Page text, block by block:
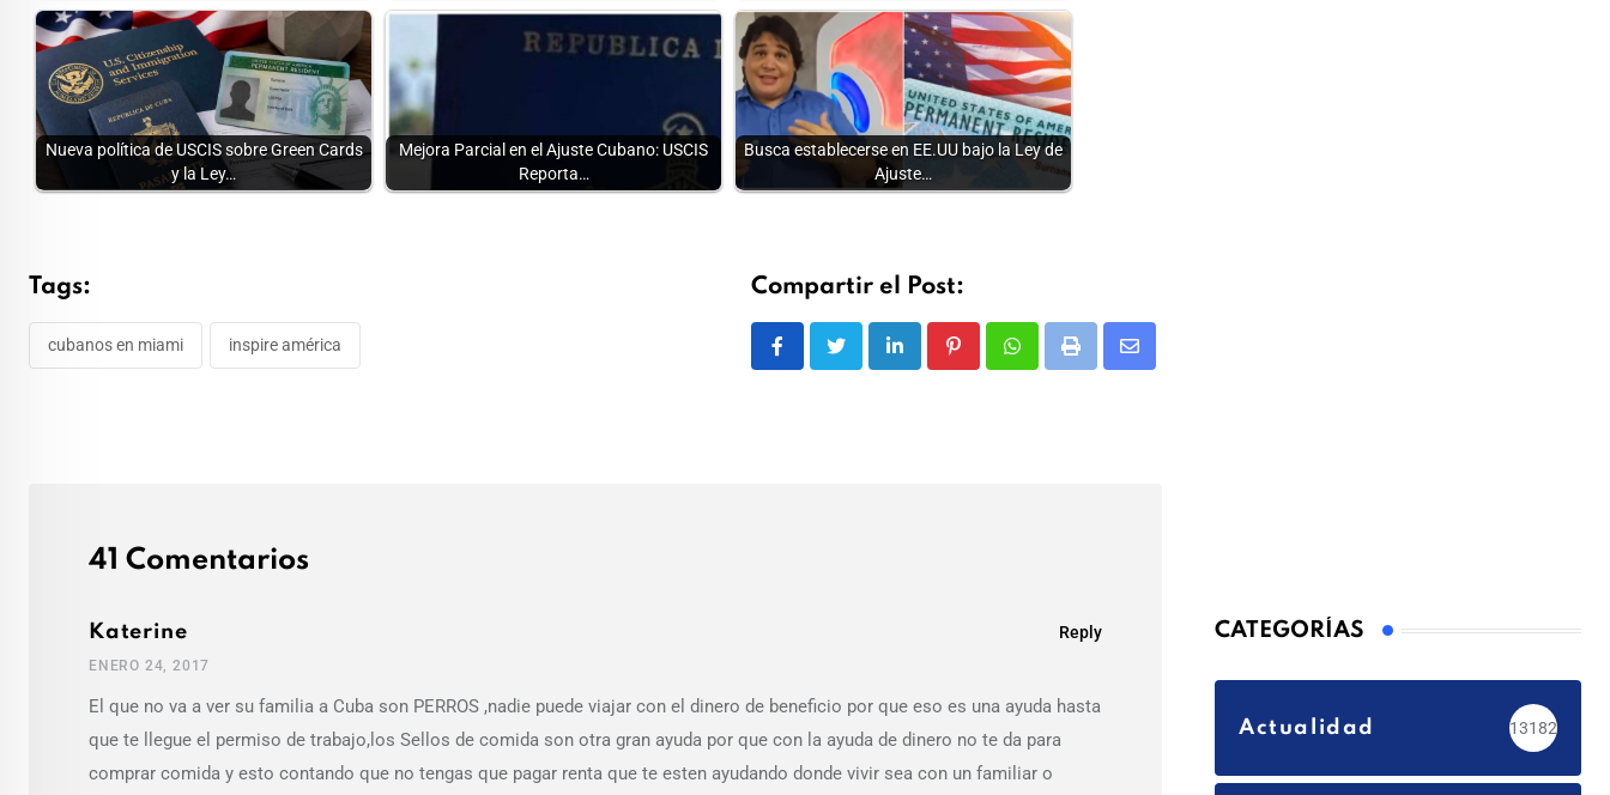
Nueva política de USCIS sobre Green Cards
y la Ley…
Mejora Parcial en el Ajuste Cubano: USCIS
Reporta…
Busca establecerse en EE.UU bajo la Ley de
Ajuste…
Tags:
cubanos en miami inspire américa
Compartir el Post:
LinkedIn PinterestWhatsapp
Print
Share
41 Comentarios
Reply
Katerine
ENERO 24, 2017
El que no va a ver su familia a Cuba son PERROS ,nadie puede viajar con el dinero de beneficio por que eso es una ayuda hasta
que te llegue el permiso de trabajo,los Sellos de comida son otra gran ayuda por que con la ayuda de dinero no te da para
comprar comida y esto contando que no tengas que pagar renta que te esten ayudando donde vivir sea con un familiar o
CATEGORÍAS
Actualidad 13182